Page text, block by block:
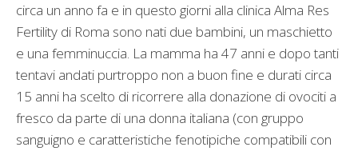
circa un anno fa e in questo giorni alla clinica Alma Res
Fertility di Roma sono nati due bambini, un maschietto
e una femminuccia. La mamma ha 47 anni e dopo tanti
tentavi andati purtroppo non a buon fine e durati circa
15 anni ha scelto di ricorrere alla donazione di ovociti a
fresco da parte di una donna italiana (con gruppo
sanguigno e caratteristiche fenotipiche compatibili con